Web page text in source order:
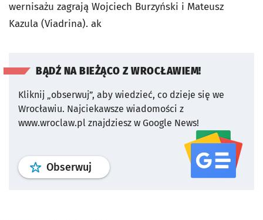
wernisażu zagrają Wojciech Burzyński i Mateusz
Kazula (Viadrina). ak
BĄDŹ NA BIEŻĄCO Z WROCŁAWIEM!
Kliknij „obserwuj”, aby wiedzieć, co dzieje się we
Wrocławiu. Najciekawsze wiadomości z
www.wroclaw.pl znajdziesz w Google News!
Obserwuj profil serwisu